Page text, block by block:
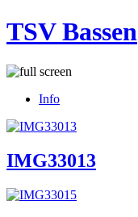
TSV Bassen
Info
IMG33013